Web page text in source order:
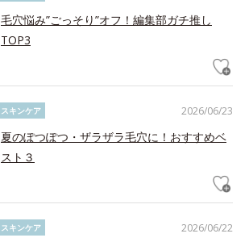
毛穴悩み”ごっそり”オフ！編集部ガチ推し
TOP3
2026/06/23
スキンケア
夏のぽつぽつ・ザラザラ毛穴に！おすすめベ
スト３
2026/06/22
スキンケア